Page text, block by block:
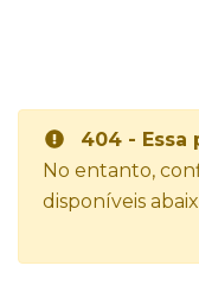
404 - Essa
No entanto,
disponíveis